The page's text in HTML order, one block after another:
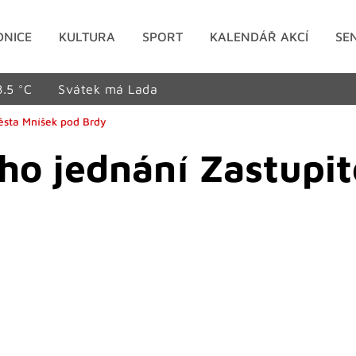
KULTURA SPORT KALENDÁŘ AKCÍ
°C Svátek má Lada
Mníšek pod Brdy
jednání